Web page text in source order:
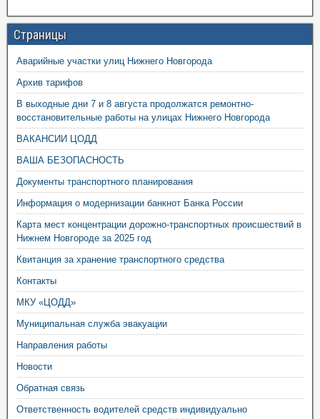
Страницы
Аварийные участки улиц Нижнего Новгорода
Архив тарифов
В выходные дни 7 и 8 августа продолжатся ремонтно-
восстановительные работы на улицах Нижнего Новгорода
ВАКАНСИИ ЦОДД
ВАША БЕЗОПАСНОСТЬ
Документы транспортного планирования
Информация о модернизации банкнот Банка России
Карта мест концентрации дорожно-транспортных происшествий в
Нижнем Новгороде за 2025 год
Квитанция за хранение транспортного средства
Контакты
МКУ «ЦОДД»
Муниципальная служба эвакуации
Направления работы
Новости
Обратная связь
Ответственность водителей средств индивидуально